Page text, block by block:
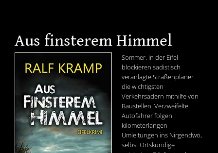
Aus finsterem Himmel
Sommer. In der Eifel
blockieren sadistisch
veranlagte Straßenplaner
die wichtigsten
Verkehrsadern mithilfe von
Baustellen. Verzweifelte
Autofahrer folgen
kilometerlangen
Umleitungen ins Nirgendwo,
selbst Ortskundige